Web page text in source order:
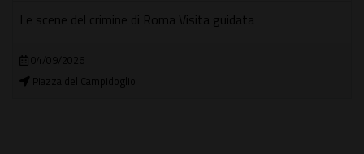
Le scene del crimine di Roma Visita guidata
04/09/2026
Piazza del Campidoglio